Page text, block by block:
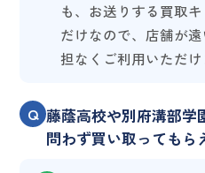
も、お送りする買取
だけなので、店舗が
担なくご利用いただけ
Q 藤蔭高校や別府溝部学
問わず買い取ってもら